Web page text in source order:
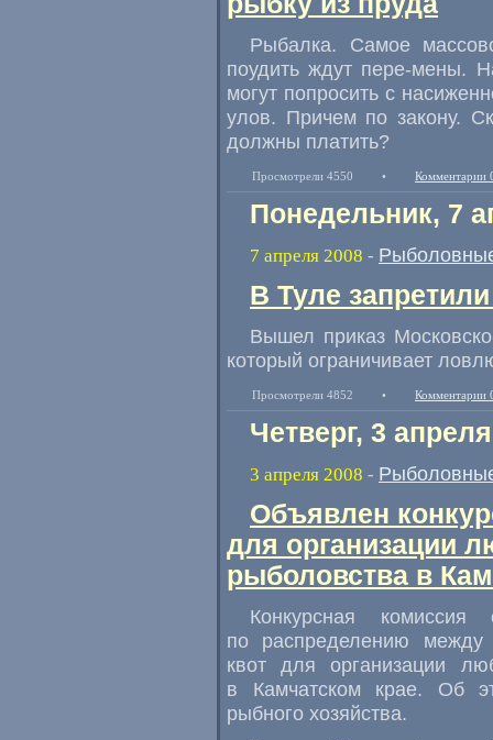
Рыбалка. Самое
поудить ждут пере-мены.
могут попросить с
улов. Причем по закону.
должны платить?
Просмотрели 4550 • Комментарии
Понедельник, 7
7 апреля 2008 -
В Туле
Вышел приказ
который ограничивает
Просмотрели 4852 • Комментарии
Четверг, 3
3 апреля 2008 -
Объявлен
для организации
рыболовства в
Конкурсная
по распределению между
квот для организации
в Камчатском крае. Об
рыбного хозяйства.